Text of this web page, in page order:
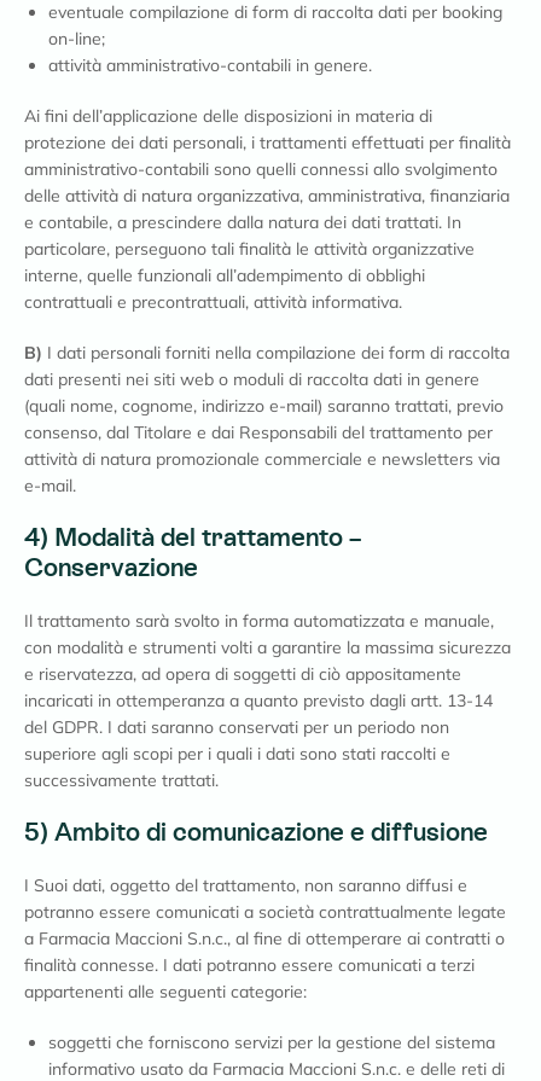
eventuale compilazione di form di raccolta dati per booking
on-line;
attività amministrativo-contabili in genere.
Ai fini dell’applicazione delle disposizioni in materia di
protezione dei dati personali, i trattamenti effettuati per finalità
amministrativo-contabili sono quelli connessi allo svolgimento
delle attività di natura organizzativa, amministrativa, finanziaria
e contabile, a prescindere dalla natura dei dati trattati. In
particolare, perseguono tali finalità le attività organizzative
interne, quelle funzionali all’adempimento di obblighi
contrattuali e precontrattuali, attività informativa.
B) I dati personali forniti nella compilazione dei form di raccolta
dati presenti nei siti web o moduli di raccolta dati in genere
(quali nome, cognome, indirizzo e-mail) saranno trattati, previo
consenso, dal Titolare e dai Responsabili del trattamento per
attività di natura promozionale commerciale e newsletters via
e-mail.
4) Modalità del trattamento –
Conservazione
Il trattamento sarà svolto in forma automatizzata e manuale,
con modalità e strumenti volti a garantire la massima sicurezza
e riservatezza, ad opera di soggetti di ciò appositamente
incaricati in ottemperanza a quanto previsto dagli artt. 13-14
del GDPR. I dati saranno conservati per un periodo non
superiore agli scopi per i quali i dati sono stati raccolti e
successivamente trattati.
5) Ambito di comunicazione e diffusione
I Suoi dati, oggetto del trattamento, non saranno diffusi e
potranno essere comunicati a società contrattualmente legate
a Farmacia Maccioni S.n.c., al fine di ottemperare ai contratti o
finalità connesse. I dati potranno essere comunicati a terzi
appartenenti alle seguenti categorie:
soggetti che forniscono servizi per la gestione del sistema
informativo usato da Farmacia Maccioni S.n.c. e delle reti di